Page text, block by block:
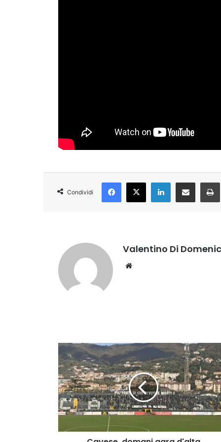
Condividi
Facebook
X LinkedIn
Condividi via Email
Valentino Di
Cavese,
domani
gara
d'alta
classifica
col
Brindisi
[VIDEO]